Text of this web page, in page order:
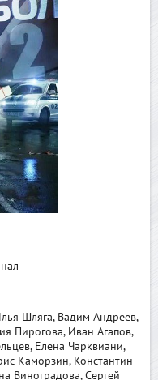
Шляга, Вадим Андреев,
Пирогова, Иван Агапов,
Елена Чарквиани,
Каморзин, Константин
Виноградова, Сергей